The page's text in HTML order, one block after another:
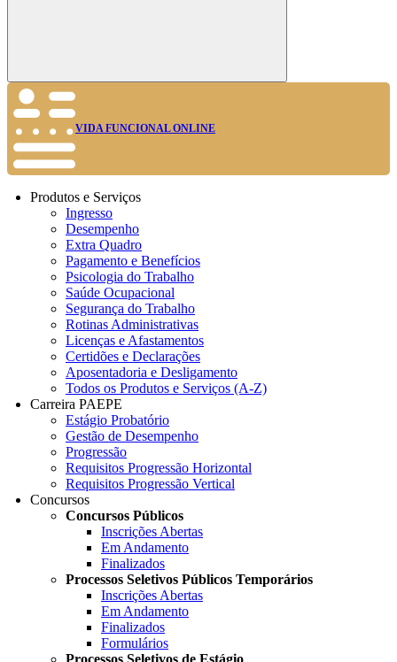
Buscar
VIDA FUNCIONAL ONLINE
Produtos e Serviços
Ingresso
Desempenho
Extra Quadro
Pagamento e Benefícios
Psicologia do Trabalho
Saúde Ocupacional
Segurança do Trabalho
Rotinas Administrativas
Licenças e Afastamentos
Certidões e Declarações
Aposentadoria e Desligamento
Todos os Produtos e Serviços (A-Z)
Carreira PAEPE
Estágio Probatório
Gestão de Desempenho
Progressão
Requisitos Progressão Horizontal
Requisitos Progressão Vertical
Concursos
Concursos Públicos
Inscrições Abertas
Em Andamento
Finalizados
Processos Seletivos Públicos Temporários
Inscrições Abertas
Em Andamento
Finalizados
Formulários
Processos Seletivos de Estágio